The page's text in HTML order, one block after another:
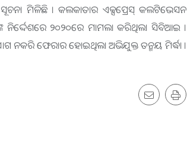
ମିଳିଛି । କଲକାତାର ଏକ୍ସପ୍ରେସ୍ କଲଟିଭେସନ
ନିର୍ଦ୍ଦେଶରେ ୨୦୨୦ରେ ମାମଲା କରିଥିଲା ସିବିଆଇ ।
ଫେରାର ହୋଇଥିଲା ଅଭିଯୁକ୍ତ ତନ୍ମୟ ମିର୍ଦ୍ଧା ।